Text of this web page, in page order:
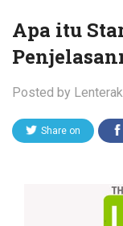
Apa itu
Posted by
Share on